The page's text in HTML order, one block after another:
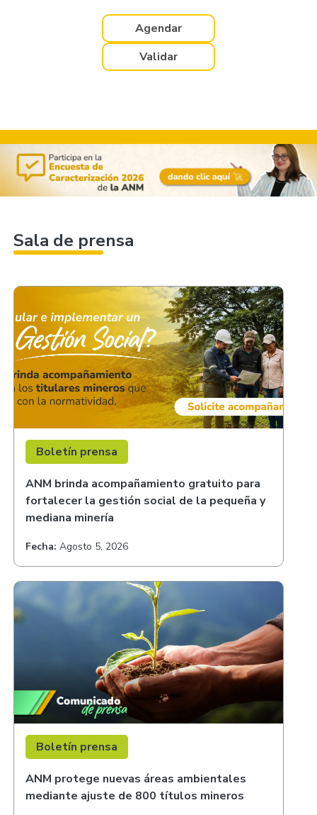
Agendar
Validar
Sala de prensa
Boletín prensa
ANM brinda acompañamiento gratuito para
fortalecer la gestión social de la pequeña y
mediana minería
Fecha: Agosto 5, 2026
Boletín prensa
ANM protege nuevas áreas ambientales
mediante ajuste de 800 títulos mineros